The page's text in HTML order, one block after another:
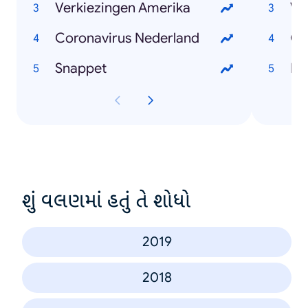
Verkiezingen Amerika
Coronavirus Nederland
Snappet
શું વલણમાં હતું તે શોધો
2019
2018